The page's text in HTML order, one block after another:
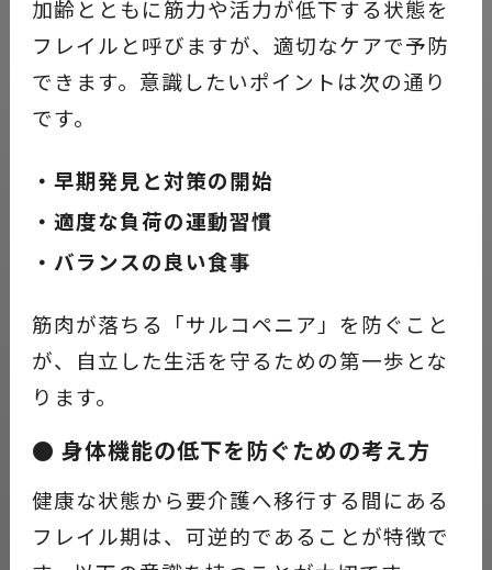
加齢とともに筋力や活力が低下する状態を
フレイルと呼びますが、適切なケアで予防
できます。意識したいポイントは次の通り
です。
・早期発見と対策の開始
・適度な負荷の運動習慣
・バランスの良い食事
筋肉が落ちる「サルコペニア」を防ぐこと
が、自立した生活を守るための第一歩とな
ります。
● 身体機能の低下を防ぐための考え方
健康な状態から要介護へ移行する間にある
フレイル期は、可逆的であることが特徴で